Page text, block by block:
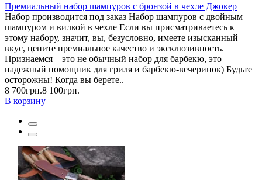
Премиальный набор шампуров с бронзой в чехле Джокер
Набор производится под заказ Набор шампуров с двойным
шампуром и вилкой в чехле Если вы присматриваетесь к
этому набору, значит, вы, безусловно, имеете изысканный
вкус, цените премиальное качество и эксклюзивность.
Признаемся – это не обычный набор для барбекю, это
надежный помощник для гриля и барбекю-вечеринок) Будьте
осторожны! Когда вы берете..
8 700грн.8 100грн.
В корзину